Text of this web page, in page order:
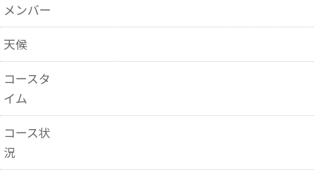
メンバー
天候
コースタ
イム
コース状
況